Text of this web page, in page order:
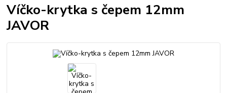
Víčko-krytka s čepem 12mm
JAVOR